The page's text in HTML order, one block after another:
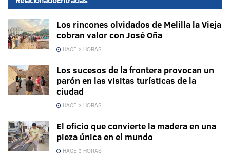
Los rincones olvidados de Melilla la Vieja
cobran valor con José Oña
HACE 2 HORAS
Los sucesos de la frontera provocan un
parón en las visitas turísticas de la
ciudad
HACE 3 HORAS
El oficio que convierte la madera en una
pieza única en el mundo
HACE 3 HORAS